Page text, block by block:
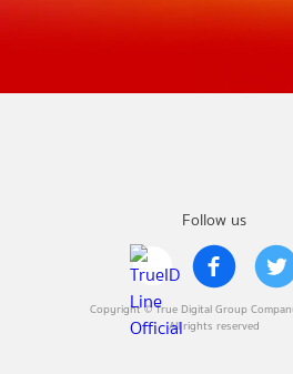
Follow us
Copyright © True Digital Group
All rights reserved